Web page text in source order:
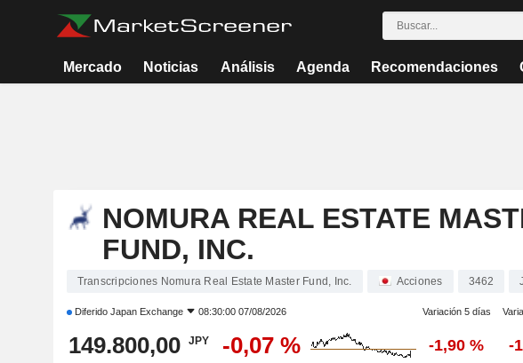
Mercado Noticias Análisis Agenda Recomendaciones
NOMURA REAL ESTATE
FUND, INC.
Transcripciones Nomura Real Estate Master Fund, Inc. Acciones 3462
Diferido Japan Exchange 08:30:00 07/08/2026 Variación 5 días
149.800,00 JPY -0,07 % -1,90 % -